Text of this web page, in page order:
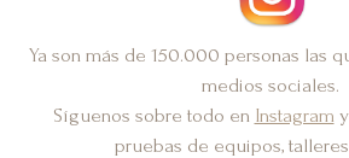
Ya son más de 150.000 personas las
medios sociales.
Síguenos sobre todo en Instagram
pruebas de equipos,